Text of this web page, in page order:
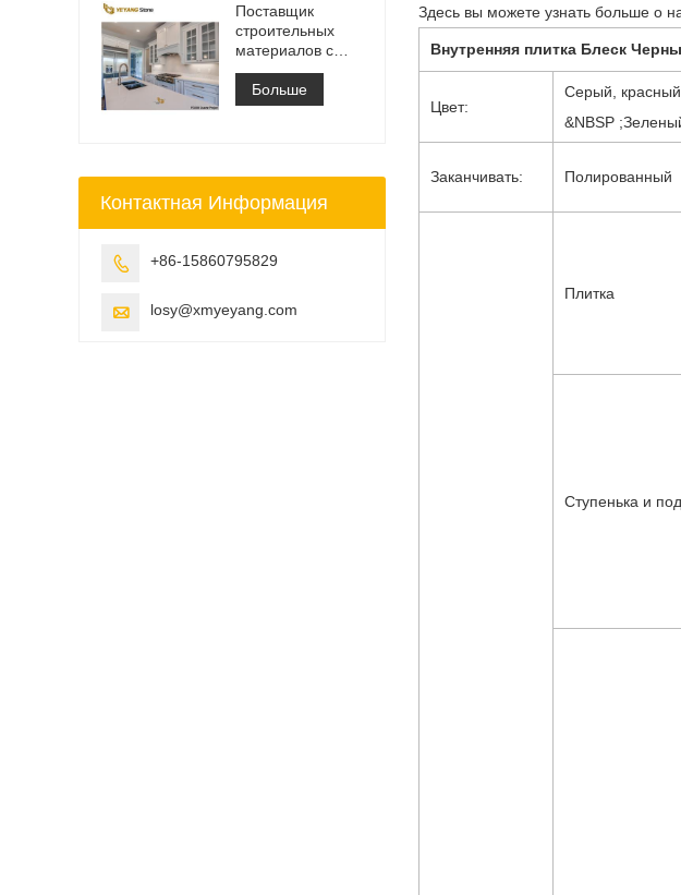
Здесь вы можете узнать больше о
Цвет:
Серый,
&NBSP
Заканчивать: Полированный
Плитка
Ступенька и
туалетного
столика и
рабочая плита
Поставщик
строительных
материалов с
твердой
поверхностью из
искусственного
Больше
Контактная Информация
 +86-15860795829
 losy@xmyeyang.com